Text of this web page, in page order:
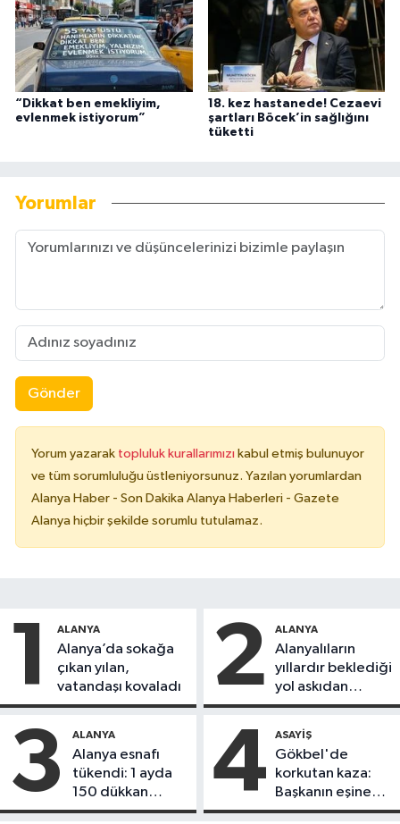
“Dikkat ben emekliyim,
evlenmek istiyorum”
18. kez hastanede! Cezaevi
şartları Böcek’in sağlığını
tüketti
Yorumlar
Gönder
Yorum yazarak topluluk kurallarımızı kabul etmiş bulunuyor
ve tüm sorumluluğu üstleniyorsunuz. Yazılan yorumlardan
Alanya Haber - Son Dakika Alanya Haberleri - Gazete
Alanya hiçbir şekilde sorumlu tutulamaz.
1 ALANYA
Alanya’da sokağa
çıkan yılan,
vatandaşı kovaladı
2 ALANYA
Alanyalıların
yıllardır beklediği
yol askıdan
döndü
3 ALANYA
Alanya esnafı
tükendi: 1 ayda
150 dükkan
kapandı
4 ASAYIŞ
Gökbel'de
korkutan kaza:
Başkanın eşine
motosiklet çarptı